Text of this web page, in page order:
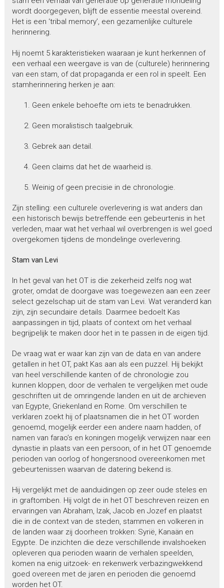
wordt doorgegeven, blijft de essentie meestal overeind.
Het is een ‘tribal memory’, een gezamenlijke culturele
herinnering.
Hij noemt 5 karakteristieken waaraan je kunt herkennen of
een verhaal een weergave is van de (culturele) herinnering
van een stam, of dat propaganda er een rol in speelt. Een
stamherinnering herken je aan:
Geen enkele behoefte om iets te benadrukken.
Geen moralistisch taalgebruik.
Gebrek aan detail.
Geen claims dat het de waarheid is.
Weinig of geen precisie in de chronologie.
Zijn stelling: een culturele overlevering is wat anders dan
een historisch bewijs betreffende een gebeurtenis in het
verleden, maar wat het verhaal wil overbrengen is wel goed
overgekomen tijdens de mondelinge overlevering.
Stam van Levi
In het geval van het OT is die zekerheid zelfs nog wat
groter, omdat de doorgave was toegewezen aan een zeer
select gezelschap uit de stam van Levi. Wat veranderd kan
zijn, zijn secundaire details. Daarmee bedoelt Kas
aanpassingen in tijd, plaats of context om het verhaal
begrijpelijk te maken door het in te passen in de eigen tijd.
De vraag wat er waar kan zijn van de data en van andere
getallen in het OT, pakt Kas aan als een puzzel. Hij bekijkt
van heel verschillende kanten of de chronologie zou
kunnen kloppen, door de verhalen te vergelijken met oude
geschriften uit de omringende landen en uit de archieven
van Egypte, Griekenland en Rome. Om verschillen te
verklaren zoekt hij of plaatsnamen die in het OT worden
genoemd, mogelijk eerder een andere naam hadden, of
namen van farao’s en koningen mogelijk verwijzen naar een
dynastie in plaats van een persoon, of in het OT genoemde
perioden van oorlog of hongersnood overeenkomen met
gebeurtenissen waarvan de datering bekend is.
Hij vergelijkt met de aanduidingen op zeer oude steles en
in graftomben. Hij volgt de in het OT beschreven reizen en
ervaringen van Abraham, Izak, Jacob en Jozef en plaatst
die in de context van de steden, stammen en volkeren in
de landen waar zij doorheen trokken: Syrië, Kanaän en
Egypte. De inzichten die deze verschillende invalshoeken
opleveren qua perioden waarin de verhalen speelden,
komen na enig uitzoek- en rekenwerk verbazingwekkend
goed overeen met de jaren en perioden die genoemd
worden het OT.